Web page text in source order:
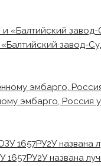
завод-
эмбарго, Россия
названа